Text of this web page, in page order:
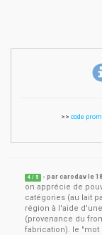
>> code
4 / 5 - parcarodav le
on apprécie de
catégories (au lait
région à l'aide
(provenance du
fabrication). le